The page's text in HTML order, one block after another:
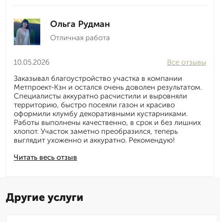
Ольга Рудман
Отличная работа
10.05.2026
Читать весь отзыв
Все отзывы
Заказывал благоустройство участка в компании
Метпроект-Кзн и остался очень доволен результатом.
Специалисты аккуратно расчистили и выровняли
территорию, быстро посеяли газон и красиво
оформили клумбу декоративными кустарниками.
Работы выполнены качественно, в срок и без лишних
хлопот. Участок заметно преобразился, теперь
выглядит ухоженно и аккуратно. Рекомендую!
Другие услуги